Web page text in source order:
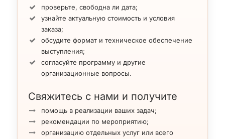
проверьте, свободна ли дата;
узнайте актуальную стоимость и условия
заказа;
обсудите формат и техническое обеспечение
выступления;
согласуйте программу и другие
организационные вопросы.
Свяжитесь с нами и получите
помощь в реализации ваших задач;
рекомендации по мероприятию;
организацию отдельных услуг или всего